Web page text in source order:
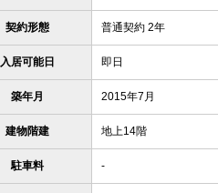
契約形態 普通契約 2年
入居可能日 即日
築年月 2015年7月
建物階建 地上14階
駐車料 -